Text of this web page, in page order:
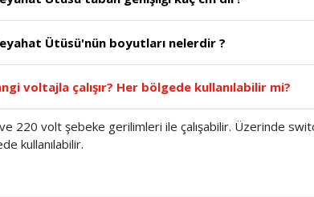
Ütüsü'nün boyutları nelerdir ?
voltajla çalışır? Her bölgede kullanılabilir mi?
220 volt şebeke gerilimleri ile çalışabilir. Üzerinde
kullanılabilir.